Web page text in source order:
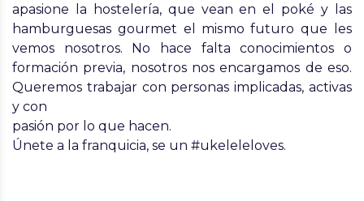
apasione la hostelería, que vean en el poké y las
hamburguesas gourmet el mismo futuro que les
vemos nosotros. No hace falta conocimientos o
formación previa, nosotros nos encargamos de eso.
Queremos trabajar con personas implicadas, activas
y con
pasión por lo que hacen.
Únete a la franquicia, se un #ukeleleloves.